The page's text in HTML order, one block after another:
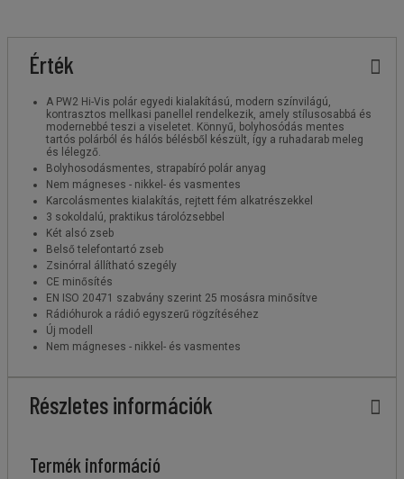
Érték
A PW2 Hi-Vis polár egyedi kialakítású, modern színvilágú,
kontrasztos mellkasi panellel rendelkezik, amely stílusosabbá és
modernebbé teszi a viseletet. Könnyű, bolyhosódás mentes
tartós polárból és hálós bélésből készült, így a ruhadarab meleg
és lélegző.
Bolyhosodásmentes, strapabíró polár anyag
Nem mágneses - nikkel- és vasmentes
Karcolásmentes kialakítás, rejtett fém alkatrészekkel
3 sokoldalú, praktikus tárolózsebbel
Két alsó zseb
Belső telefontartó zseb
Zsinórral állítható szegély
CE minősítés
EN ISO 20471 szabvány szerint 25 mosásra minősítve
Rádióhurok a rádió egyszerű rögzítéséhez
Új modell
Nem mágneses - nikkel- és vasmentes
Részletes információk
Termék információ